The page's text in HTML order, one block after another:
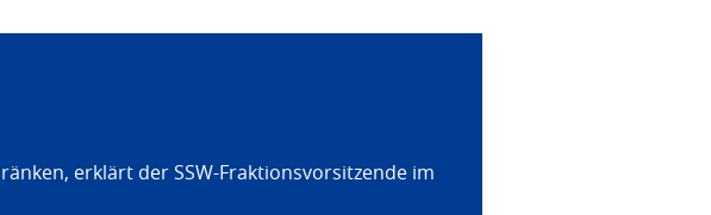
erklärt der SSW-Fraktionsvorsitzende im